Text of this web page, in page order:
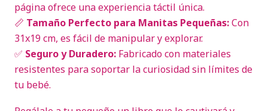
página ofrece una experiencia táctil única.
📏 Tamaño Perfecto para Manitas Pequeñas:Con
31x19 cm, es fácil de manipular y explorar.
✅ Seguro y Duradero: Fabricado con materiales
resistentes para soportar la curiosidad sin límites de
tu bebé.